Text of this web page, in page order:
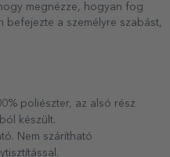
megnézze, hogyan fog
befejezte a személyre szabást,
poliészter, az alsó rész
készült.
Nem szárítható